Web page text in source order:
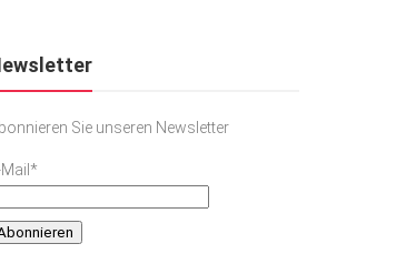
Sie unseren Newsletter
Mail*